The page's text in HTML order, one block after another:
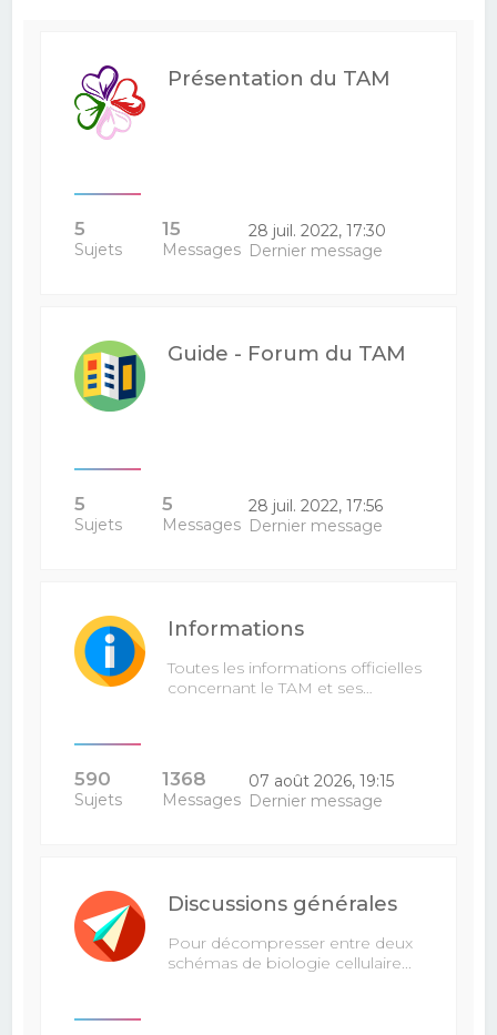
Présentation du TAM
5
Sujets
15
Messages
28 juil. 2022, 17:30
Dernier message
Guide - Forum du TAM
5
Sujets
5
Messages
28 juil. 2022, 17:56
Dernier message
Informations
Toutes les informations officielles
concernant le TAM et ses…
590
Sujets
1368
Messages
07 août 2026, 19:15
Dernier message
Discussions générales
Pour décompresser entre deux
schémas de biologie cellulaire...